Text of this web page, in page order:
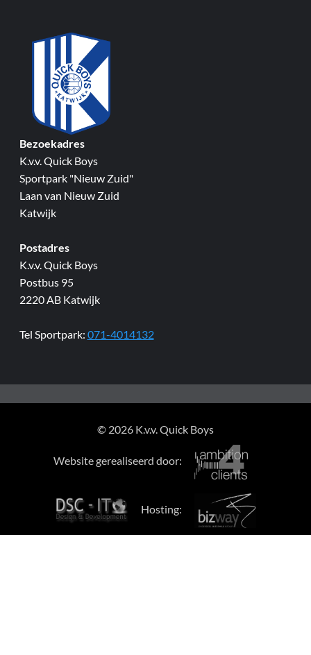
Bezoekadres
K.v.v. Quick Boys
Sportpark "Nieuw Zuid"
Laan van Nieuw Zuid
Katwijk
Postadres
K.v.v. Quick Boys
Postbus 95
2220 AB Katwijk
Tel Sportpark: 071-4014132
© 2026 K.v.v. Quick Boys
Website gerealiseerd door:
Hosting: